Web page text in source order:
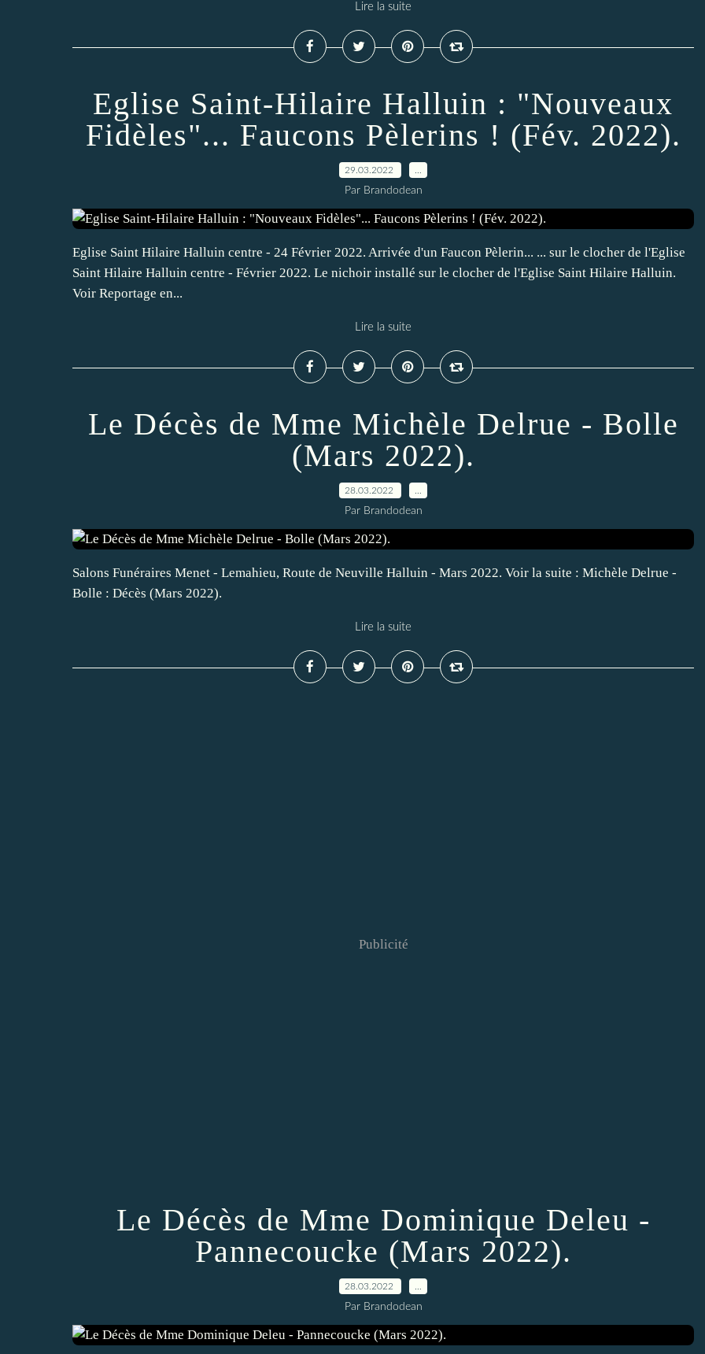
Lire la suite
Eglise Saint-Hilaire Halluin : "Nouveaux
Fidèles"... Faucons Pèlerins ! (Fév. 2022).
29.03.2022
Par Brandodean
Eglise Saint Hilaire Halluin centre - 24 Février 2022. Arrivée d'un Faucon Pèlerin... ... sur le clocher de l'Eglise
Saint Hilaire Halluin centre - Février 2022. Le nichoir installé sur le clocher de l'Eglise Saint Hilaire Halluin.
Voir Reportage en...
Lire la suite
Le Décès de Mme Michèle Delrue - Bolle
(Mars 2022).
28.03.2022
Par Brandodean
Salons Funéraires Menet - Lemahieu, Route de Neuville Halluin - Mars 2022. Voir la suite : Michèle Delrue -
Bolle : Décès (Mars 2022).
Lire la suite
Publicité
Le Décès de Mme Dominique Deleu -
Pannecoucke (Mars 2022).
28.03.2022
Par Brandodean